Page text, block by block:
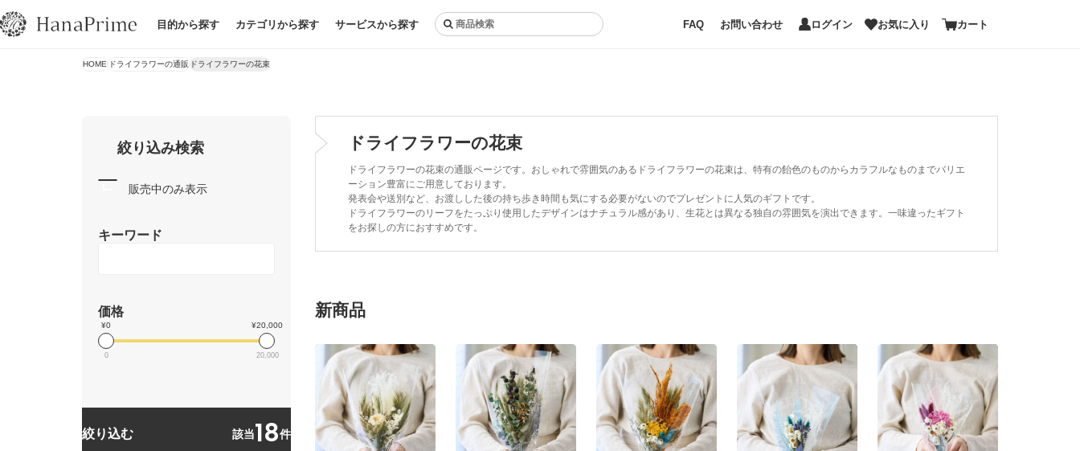
目的から探す カテゴリから探す サービスから探す FAQ お問い合わせ ログイン お気に入り カート
HOME ドライフラワーの通販 ドライフラワーの花束
ドライフラワーの花束
ドライフラワーの花束の通販ページです。おしゃれで雰囲気のあるドライフラワーの花束は、特有の飴色のものからカラフルなものまでバリエ
ーション豊富にご用意しております。
発表会や送別など、お渡しした後の持ち歩き時間も気にする必要がないのでプレゼントに人気のギフトです。
ドライフラワーのリーフをたっぷり使用したデザインはナチュラル感があり、生花とは異なる独自の雰囲気を演出できます。一味違ったギフト
をお探しの方におすすめです。
新商品
絞り込み検索
販売中のみ表示
キーワード
価格
¥0 ¥20,000
0 20,000
絞り込む 該当18件